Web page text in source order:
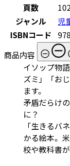
頁数
ジャンル
児
ISBNコード
商品内容
イソップ物
ズミ」「お
ます。
矛盾だらけ
に？
「生きるバ
かる絵本。
校や教科書